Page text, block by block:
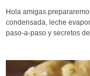
Hola amigas
condensada, leche
paso-a-paso y secretos